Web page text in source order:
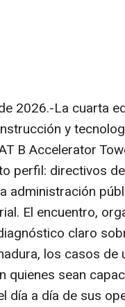
2026.-La cuarta
y
B Accelerator
perfil: directivos
administración
El encuentro,
claro
los casos
quienes sean
día a día de sus